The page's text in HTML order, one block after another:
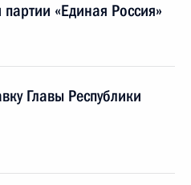
«Единая Россия»
Главы Республики